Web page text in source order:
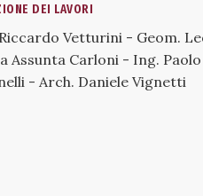
DEI LAVORI
Vetturini - Geom.
Assunta Carloni - Ing.
- Arch. Daniele Vignetti